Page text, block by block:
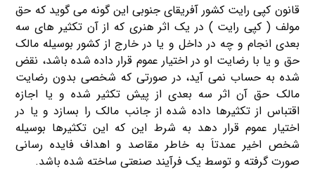
قانون کپی رایت کشور آفریقای جنوبی این گونه می گوید که حق
مولف ( کپی رایت ) در یک اثر هنری که از آن تکثیر های سه
بعدی انجام و چه در داخل و یا در خارج از کشور بوسیله مالک
حق و یا با رضایت او در اختیار عموم قرار داده شده باشد، نقض
شده به حساب نمی آید، در صورتی که شخصی بدون رضایت
مالک حق آن اثر سه بعدی از پیش تکثیر شده و یا اجازه
اقتباس از تکثیرها داده شده از جانب مالک را بسازد و یا در
اختیار عموم قرار دهد به شرط این که این تکثیرها بوسیله
شخص اخیر عمدتاَ به خاطر مقاصد و اهداف فایده رسانی
صورت گرفته و توسط یک فرآیند صنعتی ساخته شده باشد.